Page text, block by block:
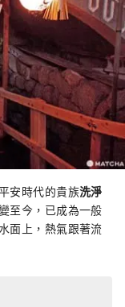
安時代的貴族洗淨
至今，已成為一般
面上，熱氣跟著流